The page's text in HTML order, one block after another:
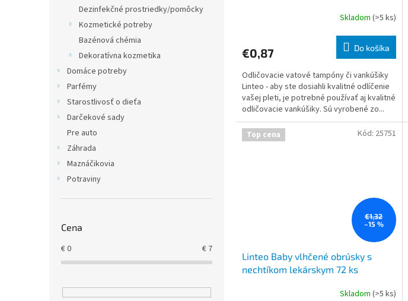
Dezinfekčné prostriedky/pomôcky
Kozmetické potreby
Bazénová chémia
Dekoratívna kozmetika
Domáce potreby
Parfémy
Starostlivosť o dieťa
Darčekové sady
Pre auto
Záhrada
Maznáčikovia
Potraviny
Cena
€0 € 7
Skladom (>5 ks)
€0,87 Do košíka
Odličovacie vatové tampóny či vankúšiky
Linteo - aby ste dosiahli kvalitné odlíčenie
vašej pleti, je potrebné používať aj kvalitné
odličovacie vankúšiky. Sú vyrobené zo...
Top cena
€1,32
–15 %
Linteo Baby vlhčené obrúsky s
nechtíkom lekárskym 72 ks
Skladom (>5 ks)
Kód: 25751